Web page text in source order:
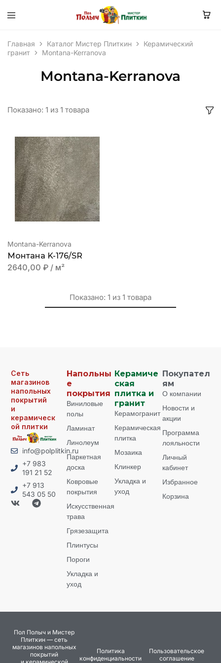
Главная Каталог Мистер Плиткин
Керамический
гранит
Montana-Kerranova
Montana-Kerranova
Показано: 1 из 1 товара
Montana-Kerranova
Монтана K-176/SR
2640,00 ₽ / м²
Показано: 1 из 1 товара
Сеть
магазинов
напольных
покрытий
и
керамическ
ой плитки
info@polplitkin.ru
+7 983
191 21 52
+7 913
543 05 50
Напольны
е
покрытия
Виниловые
полы
Ламинат
Линолеум
Паркетная
доска
Ковровые
покрытия
Искусственная
трава
Грязезащита
Плинтусы
Пороги
Укладка и
уход
Керамиче
ская
плитка и
гранит
Керамогранит
Керамическая
плитка
Мозаика
Клинкер
Укладка и
уход
Покупател
ям
О компании
Новости и
акции
Программа
лояльности
Личный
кабинет
Избранное
Корзина
Пол Полыч и Мистер
Плиткин — сеть
магазинов напольных
покрытий
Политика
конфиденциальности
Пользовательское
соглашение